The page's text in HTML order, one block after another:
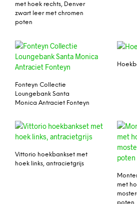
met hoek rechts, Denver
zwart leer met chromen
poten
Fonteyn Collectie
Loungebank Santa
Monica Antraciet Fonteyn
Vittorio hoekbankset met
hoek links, antracietgrijs
met